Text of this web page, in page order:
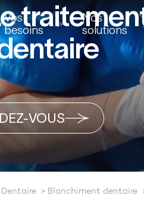
Vos
besoins
Nos
solutions
VOUS
Dentaire Blanchiment dentaire